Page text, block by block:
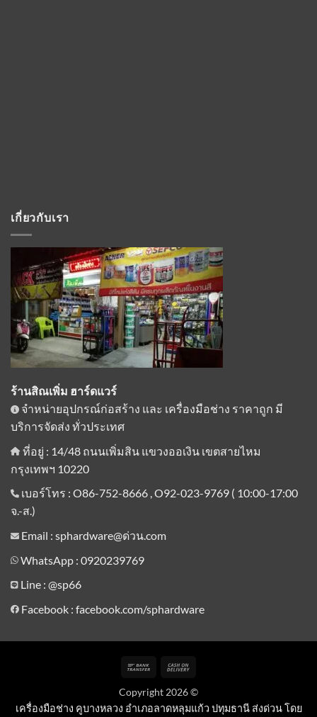
เกี่ยวกับเรา
ร้านสิณเพิ่ม ฮาร์ดแวร์
จำหน่ายอุปกรณ์ก่อสร้าง และ เครื่องมือช่าง ราคาถูก มี
บริการจัดส่ง ทั่วประเทศ
ที่อยู่ : 14/48 ถนนเพิ่มสิน แขวงออเงิน เขตสายไหม
กรุงเทพฯ 10220
เบอร์โทร : O86-752-8666 , O92-023-9769 ( 10:00-17:00
จ.-ส.)
Email : sphardware@ด่วน.com
WhatsApp : 0920239769
Line : @sp66
Facebook : facebook.com/sphardware
Bank
Delivery
Copyright 2026 ©
เครื่องมือช่าง คูบางหลวง อำเภอลาดหลุมแก้ว ปทุมธานี ส่งด่วน โดย